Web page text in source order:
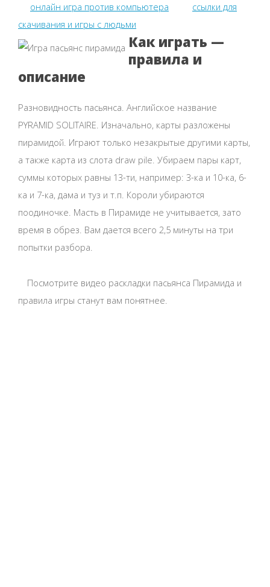
онлайн игра против компьютера
ссылки для
скачивания и игры с людьми
Как играть —
правила и
описание
Разновидность пасьянса. Английское название
PYRAMID SOLITAIRE. Изначально, карты разложены
пирамидой. Играют только незакрытые другими карты,
а также карта из слота draw pile. Убираем пары карт,
суммы которых равны 13-ти, например: 3-ка и 10-ка, 6-
ка и 7-ка, дама и туз и т.п. Короли убираются
поодиночке. Масть в Пирамиде не учитывается, зато
время в обрез. Вам дается всего 2,5 минуты на три
попытки разбора.
Посмотрите видео раскладки пасьянса Пирамида и
правила игры станут вам понятнее.